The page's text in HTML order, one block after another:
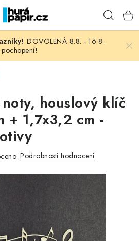
DOVOLENÁ 8.8. - 16.8.
houslový klíč
1,7x3,2 cm -
Podrobnosti hodnocení